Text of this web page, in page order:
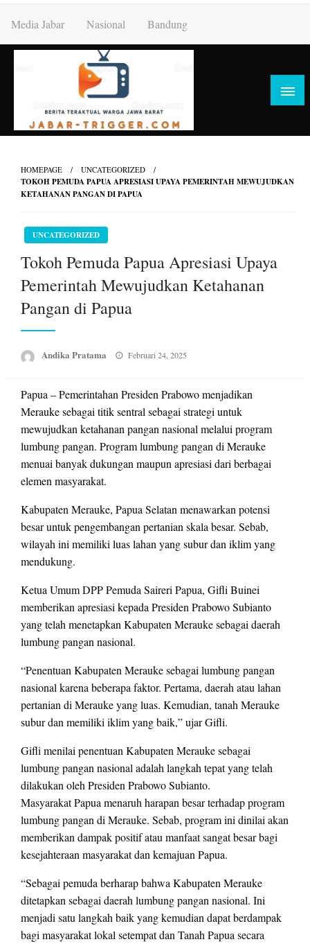
content
Media Jabar Nasional Bandung
HOMEPAGE UNCATEGORIZED
TOKOH PEMUDA PAPUA APRESIASI UPAYA PEMERINTAH MEWUJUDKAN
KETAHANAN PANGAN DI PAPUA
UNCATEGORIZED
Tokoh Pemuda Papua Apresiasi Upaya
Pemerintah Mewujudkan Ketahanan
Pangan di Papua
Andika Pratama
Posted
Februari 24, 2025
Papua – Pemerintahan Presiden Prabowo menjadikan
Merauke sebagai titik sentral sebagai strategi untuk
mewujudkan ketahanan pangan nasional melalui program
lumbung pangan. Program lumbung pangan di Merauke
menuai banyak dukungan maupun apresiasi dari berbagai
elemen masyarakat.
Kabupaten Merauke, Papua Selatan menawarkan potensi
besar untuk pengembangan pertanian skala besar. Sebab,
wilayah ini memiliki luas lahan yang subur dan iklim yang
mendukung.
Ketua Umum DPP Pemuda Saireri Papua, Gifli Buinei
memberikan apresiasi kepada Presiden Prabowo Subianto
yang telah menetapkan Kabupaten Merauke sebagai daerah
lumbung pangan nasional.
“Penentuan Kabupaten Merauke sebagai lumbung pangan
nasional karena beberapa faktor. Pertama, daerah atau lahan
pertanian di Merauke yang luas. Kemudian, tanah Merauke
subur dan memiliki iklim yang baik,” ujar Gifli.
Gifli menilai penentuan Kabupaten Merauke sebagai
lumbung pangan nasional adalah langkah tepat yang telah
dilakukan oleh Presiden Prabowo Subianto.
Masyarakat Papua menaruh harapan besar terhadap program
lumbung pangan di Merauke. Sebab, program ini dinilai akan
memberikan dampak positif atau manfaat sangat besar bagi
kesejahteraan masyarakat dan kemajuan Papua.
“Sebagai pemuda berharap bahwa Kabupaten Merauke
ditetapkan sebagai daerah lumbung pangan nasional. Ini
menjadi satu langkah baik yang kemudian dapat berdampak
bagi masyarakat lokal setempat dan Tanah Papua secara